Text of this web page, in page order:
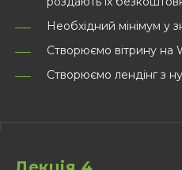
Необхідний мінімум у
Створюємо вітрину на
Створюємо лендiнг з